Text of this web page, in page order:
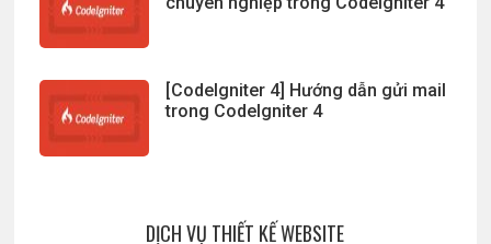
[CodeIgniter 4] Hướng dẫn gửi mail
trong CodeIgniter 4
DỊCH VỤ THIẾT KẾ WEBSITE